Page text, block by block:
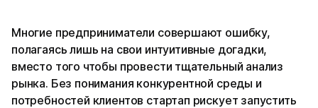
Многие предприниматели совершают ошибку,
полагаясь лишь на свои интуитивные догадки,
вместо того чтобы провести тщательный анализ
рынка. Без понимания конкурентной среды и
потребностей клиентов стартап рискует запустить